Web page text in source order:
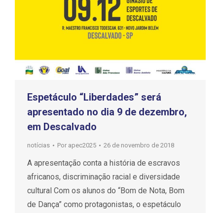
Espetáculo “Liberdades” será
apresentado no dia 9 de dezembro,
em Descalvado
notícias Por apec2025 26 de novembro de 2018
A apresentação conta a história de escravos
africanos, discriminação racial e diversidade
cultural Com os alunos do “Bom de Nota, Bom
de Dança” como protagonistas, o espetáculo